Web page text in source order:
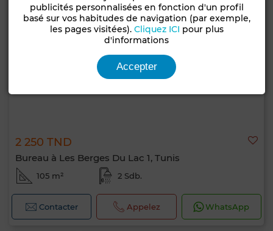
2 250 TND
Bureau à Les Berges Du Lac 1, Tunis
105 m² 2 Sdb.
Contacter Appelez WhatsApp
publicités personnalisées en fonction d'un profil
basé sur vos habitudes de navigation (par exemple,
les pages visitées). Cliquez ICI pour plus
d'informations
Accepter